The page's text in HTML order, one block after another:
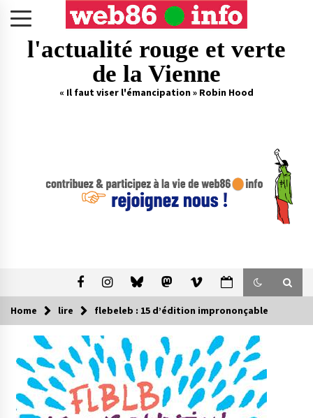
l'actualité rouge et verte
de la Vienne
« Il faut viser l'émancipation » Robin Hood
Home lire flebeleb : 15 d’édition imprononçable